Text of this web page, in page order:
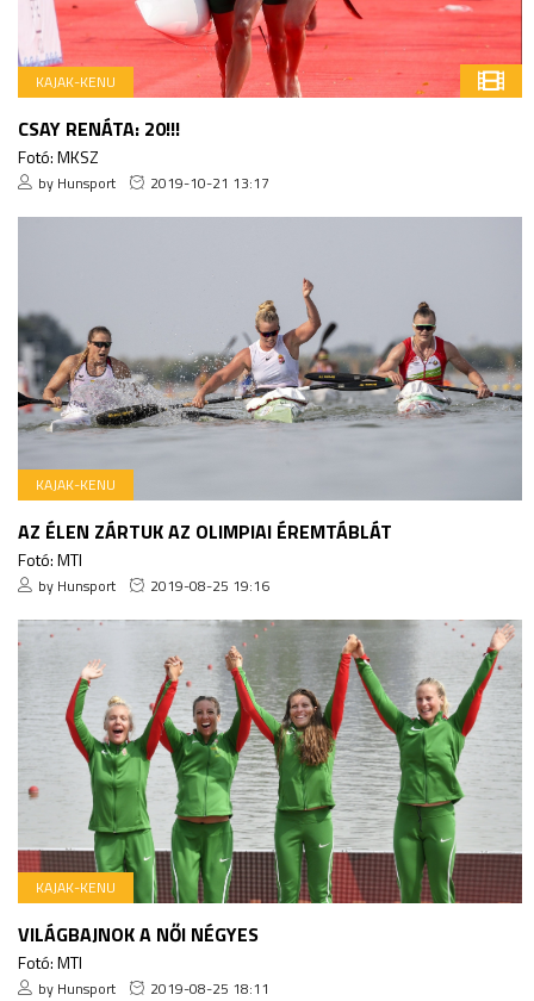
KAJAK-KENU
CSAY RENÁTA: 20!!!
Fotó: MKSZ
by Hunsport 2019-10-21 13:17
KAJAK-KENU
AZ ÉLEN ZÁRTUK AZ OLIMPIAI ÉREMTÁBLÁT
Fotó: MTI
by Hunsport 2019-08-25 19:16
KAJAK-KENU
VILÁGBAJNOK A NŐI NÉGYES
Fotó: MTI
by Hunsport 2019-08-25 18:11